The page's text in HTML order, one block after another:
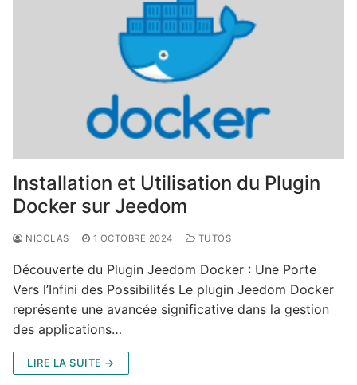
Installation et Utilisation du Plugin
Docker sur Jeedom
NICOLAS 1 OCTOBRE 2024 TUTOS
Découverte du Plugin Jeedom Docker : Une Porte
Vers l’Infini des Possibilités Le plugin Jeedom Docker
représente une avancée significative dans la gestion
des applications…
LIRE LA SUITE →